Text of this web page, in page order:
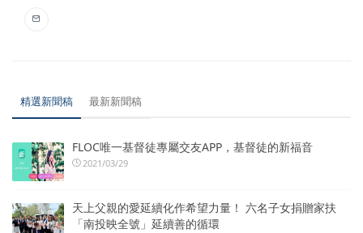
精選新聞稿 最新新聞稿
FLOC唯一基督徒專屬交友APP，基督徒的新福音
2021/03/29
天上父親的愛延續化作希望力量！ 六名子女捐贈家扶
「南投映全號」延續善的循環